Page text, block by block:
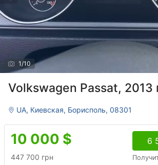
1 /10
Volkswagen Passat, 2013
UA, Киевская, Борисполь, 08301
10 000 $
447 700 грн
6